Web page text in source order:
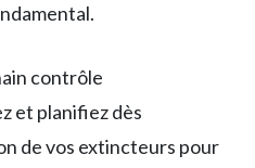
contrôle
et planifiez dès
de vos extincteurs pour